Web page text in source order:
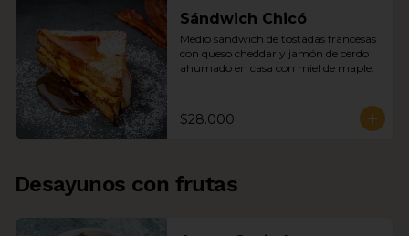
Sándwich Chicó
Medio sándwich de tostadas francesas
con queso cheddar y jamón de cerdo
ahumado en casa con miel de maple.
$28.000
Desayunos con frutas